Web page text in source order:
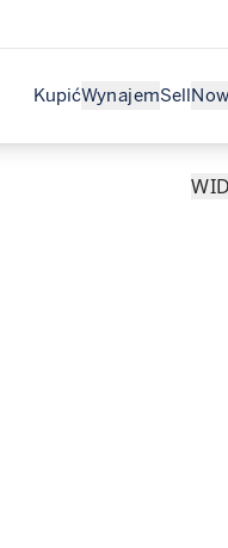
KupićWynajemSell